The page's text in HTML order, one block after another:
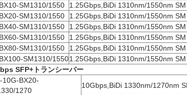
SM1310/1550
1.25Gbps,BiDi 1310nm/1550nm
SM1310/1550
1.25Gbps,BiDi 1310nm/1550nm
SM1310/1550
1.25Gbps,BiDi 1310nm/1550nm
SM1310/1550
1.25Gbps,BiDi 1310nm/1550nm
SM1310/1550
1.25Gbps,BiDi 1310nm/1550nm
SM1310/15501.25Gbps,BiDi 1310nm/1550nm
SFP+ トランシーバー
10G-BX20-
1270
10Gbps,BiDi 1330nm/1270nm